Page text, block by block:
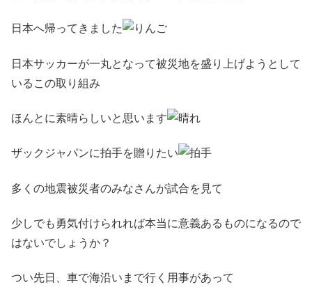
日本へ帰ってきました
日本サッカーが一丸となって被災地を盛り上げようとして
いるこの取り組み
ほんとに素晴らしいと思います
ザックジャパンに拍手を贈りたい
多くの地震被災者のみなさんが試合を見て
少しでも勇気付けられれば本当に意義あるものになるので
はないでしょうか？
つい先日、車で海沿いまで行く用事があって